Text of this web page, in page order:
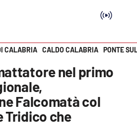
CALABRIA CALDO CALABRIA PONTE
nel primo
Falcomatà col
Tridico che